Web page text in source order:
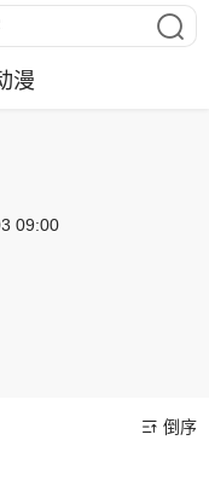
漫
09:00
倒序